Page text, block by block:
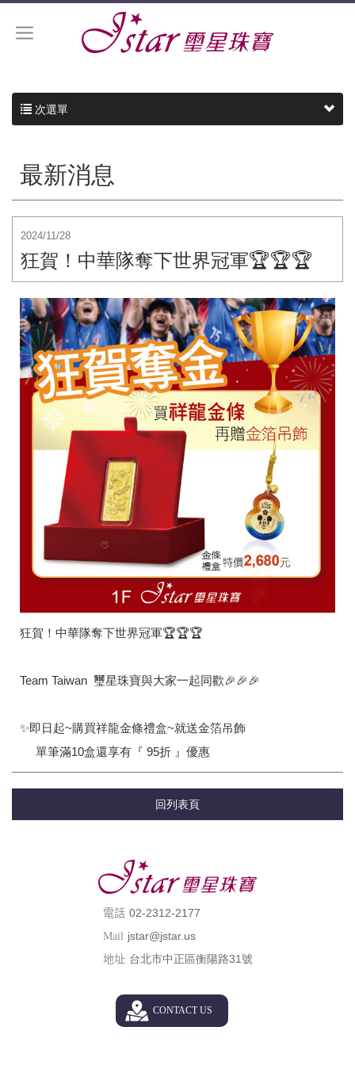
次選單
最新消息
2024/11/28
狂賀！中華隊奪下世界冠軍🏆🏆🏆
狂賀！中華隊奪下世界冠軍🏆🏆🏆
Team Taiwan 璽星珠寶與大家一起同歡🎉🎉🎉
✨即日起~購買祥龍金條禮盒~就送金箔吊飾
單筆滿10盒還享有『 95折 』優惠
回列表頁
電話 02-2312-2177
Mail jstar@jstar.us
地址 台北市中正區衡陽路31號
CONTACT US